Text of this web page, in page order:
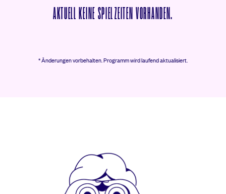
AKTUELL KEINE SPIELZEITEN VORHANDEN.
* Änderungen vorbehalten.Programm wird laufend aktualisiert.